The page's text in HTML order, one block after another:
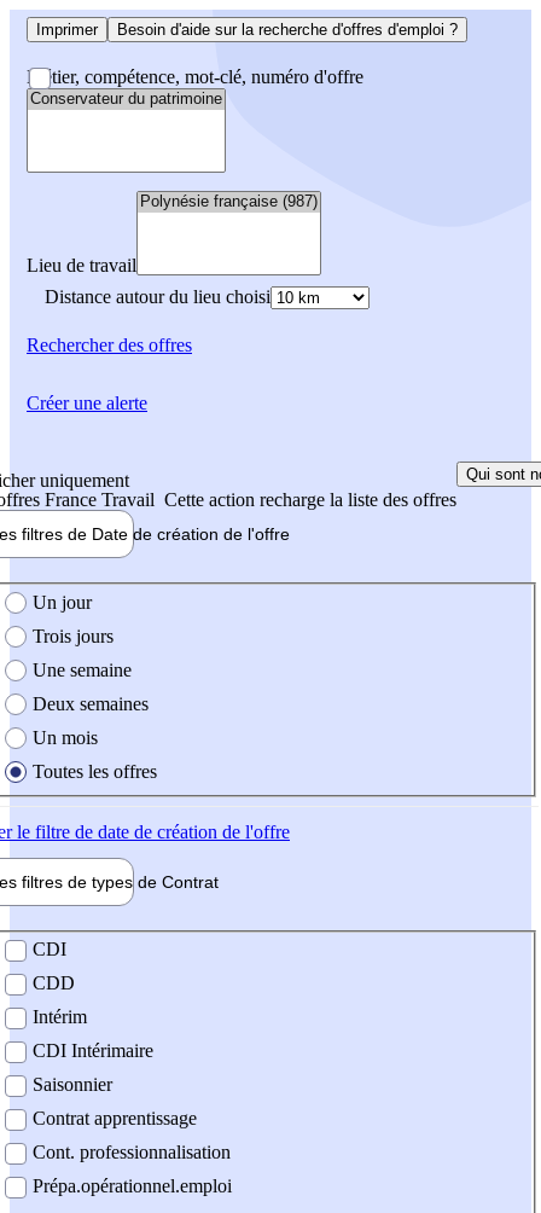
Imprimer Besoin d'aide sur la recherche d'offres d'emploi ?
Métier, compétence, mot-clé, numéro d'offre
Lieu de travail
Distance autour du lieu choisi
Rechercherdes offres
uniquement
France Travail Cette action recharge la liste des offres
Qui sont
filtres de Date de création de l'offre
création de l'offre
Un jour
Trois jours
Une semaine
Deux semaines
Un mois
Toutes les offres
le filtre de date de création de l'offre
filtres de types de Contrat
contrat
CDI
CDD
Intérim
CDI Intérimaire
Saisonnier
Contrat apprentissage
Cont. professionnalisation
Prépa.opérationnel.emploi
Créer une alerte